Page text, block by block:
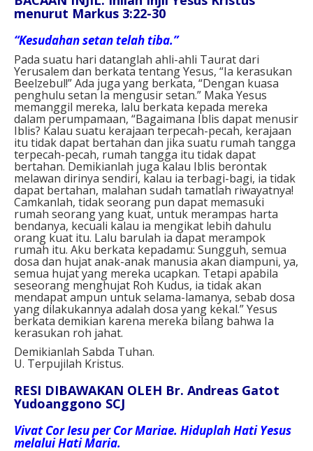
menurut Markus 3:22-30
“Kesudahan setan telah tiba.”
Pada suatu hari datanglah ahli-ahli Taurat dari
Yerusalem dan berkata tentang Yesus, “Ia kerasukan
Beelzebul!” Ada juga yang berkata, “Dengan kuasa
penghulu setan Ia mengusir setan.” Maka Yesus
memanggil mereka, lalu berkata kepada mereka
dalam perumpamaan, “Bagaimana Iblis dapat menusir
Iblis? Kalau suatu kerajaan terpecah-pecah, kerajaan
itu tidak dapat bertahan dan jika suatu rumah tangga
terpecah-pecah, rumah tangga itu tidak dapat
bertahan. Demikianlah juga kalau Iblis berontak
melawan dirinya sendiri, kalau ia terbagi-bagi, ia tidak
dapat bertahan, malahan sudah tamatlah riwayatnya!
Camkanlah, tidak seorang pun dapat memasuki
rumah seorang yang kuat, untuk merampas harta
bendanya, kecuali kalau ia mengikat lebih dahulu
orang kuat itu. Lalu barulah ia dapat merampok
rumah itu. Aku berkata kepadamu: Sungguh, semua
dosa dan hujat anak-anak manusia akan diampuni, ya,
semua hujat yang mereka ucapkan. Tetapi apabila
seseorang menghujat Roh Kudus, ia tidak akan
mendapat ampun untuk selama-lamanya, sebab dosa
yang dilakukannya adalah dosa yang kekal.” Yesus
berkata demikian karena mereka bilang bahwa Ia
kerasukan roh jahat.
Demikianlah Sabda Tuhan.
U. Terpujilah Kristus.
RESI DIBAWAKAN OLEH Br. Andreas Gatot
Yudoanggono SCJ
Vivat Cor Iesu per Cor Mariae. Hiduplah Hati Yesus
melalui Hati Maria.